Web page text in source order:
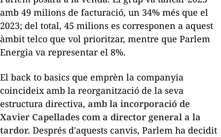
amb 49 milions de facturació, un 34% més que el
2023; del total, 45 milions es corresponen a aquest
àmbit telco que vol prioritzar, mentre que Parlem
Energia va representar el 8%.
El back to basics que emprèn la companyia
coincideix amb la reorganització de la seva
estructura directiva, amb la incorporació de
Xavier Capellades com a director general a la
tardor. Després d'aquests canvis, Parlem ha decidit